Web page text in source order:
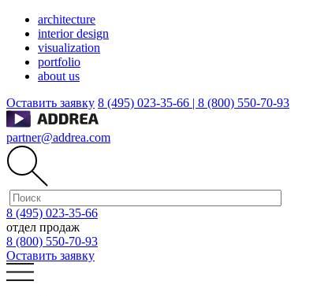
architecture
interior design
visualization
portfolio
about us
Оставить заявку 8 (495) 023-35-66 | 8 (800) 550-70-93
partner@addrea.com
8 (495) 023-35-66
отдел продаж
8 (800) 550-70-93
Оставить заявку